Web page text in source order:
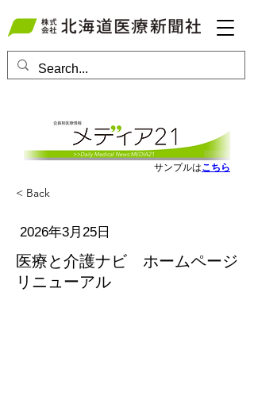
サンプルはこちら
< Back
2026年3月25日
医療と介護ナビ ホームページ
リニューアル